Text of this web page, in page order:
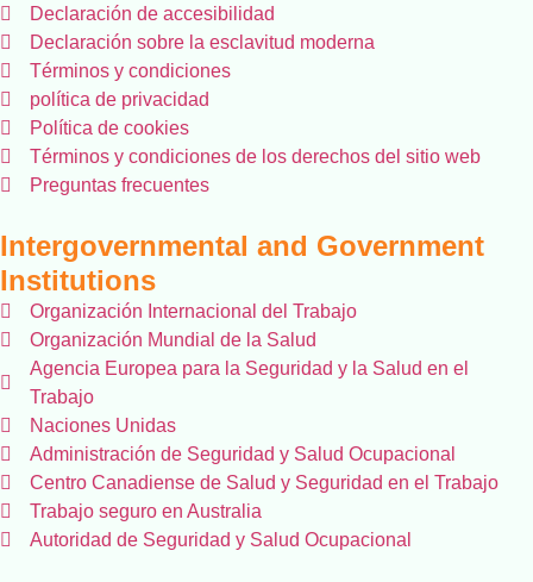
Declaración de accesibilidad
Declaración sobre la esclavitud moderna
Términos y condiciones
política de privacidad
Política de cookies
Términos y condiciones de los derechos del sitio web
Preguntas frecuentes
Intergovernmental and Government
Institutions
Organización Internacional del Trabajo
Organización Mundial de la Salud
Agencia Europea para la Seguridad y la Salud en el
Trabajo
Naciones Unidas
Administración de Seguridad y Salud Ocupacional
Centro Canadiense de Salud y Seguridad en el Trabajo
Trabajo seguro en Australia
Autoridad de Seguridad y Salud Ocupacional